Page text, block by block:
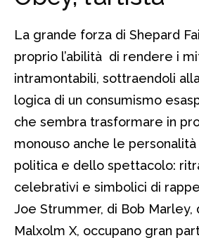
La grande forza di Shepard
proprio l’abilità di rendere i
intramontabili, sottraendoli
logica di un consumismo
che sembra trasformare in
monouso anche le
politica e dello spettacolo:
celebrativi e simbolici di
Joe Strummer, di Bob Marley,
Malxolm X, occupano gran